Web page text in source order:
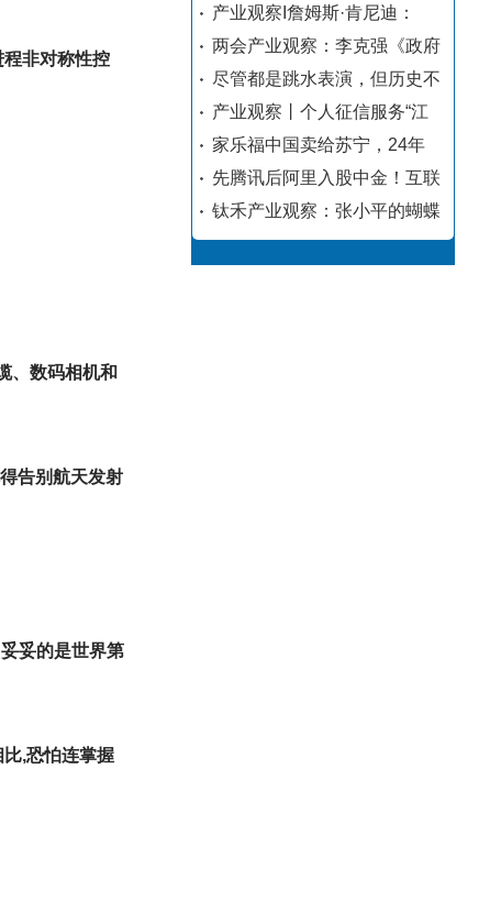
非对称性控
、数码相机和
告别航天发射
妥的是世界第
,恐怕连掌握
产业观察I詹姆斯·肯尼迪：
两会产业观察：李克强《政府
尽管都是跳水表演，但历史不
产业观察丨个人征信服务“江
家乐福中国卖给苏宁，24年
先腾讯后阿里入股中金！互联
钛禾产业观察：张小平的蝴蝶